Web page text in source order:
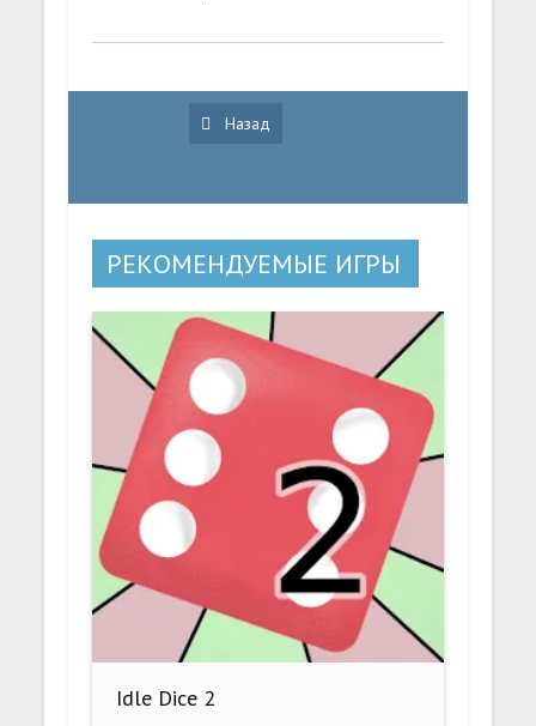
Назад
РЕКОМЕНДУЕМЫЕ ИГРЫ
Idle Dice 2